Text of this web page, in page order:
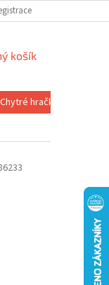
SLUŽBY A VÝHODY
košík
Chytré hračky